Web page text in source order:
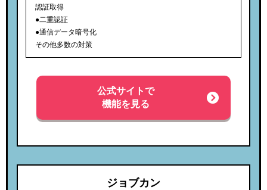
認証取得
●二重認証
●通信データ暗号化
その他多数の対策
公式サイトで
機能を見る
ジョブカン